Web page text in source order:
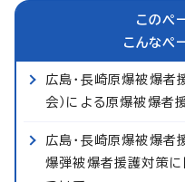
このペ
こんなペ
広島・長崎原爆被爆者
会）による原爆被爆者
広島・長崎原爆被爆者
爆弾被爆者援護対策